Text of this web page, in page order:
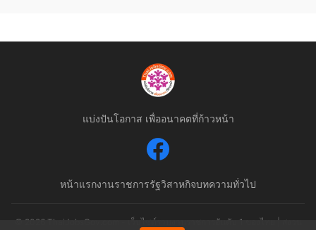
แบ่งปันโอกาส เพื่ออนาคตที่ก้าวหน้า
หน้าแรกงานราชการรัฐวิสาหกิจบทความทั่วไป
© 2026 ThaiJobsGov.com - เว็บไซต์รวมงานราชการอันดับ 1 ของไทย | สงวน